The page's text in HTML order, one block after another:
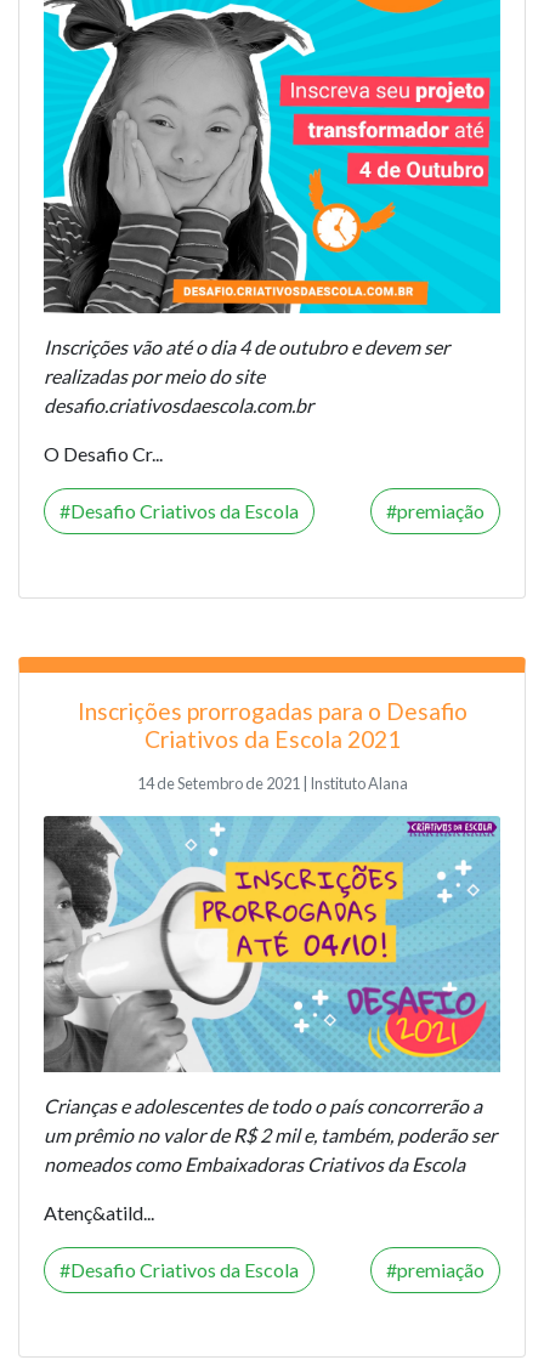
Inscrições vão até o dia 4 de outubro e devem ser
realizadas por meio do site
desafio.criativosdaescola.com.br
O Desafio Cr...
Desafio Criativos da Escola premiação
Inscrições prorrogadas para o Desafio
Criativos da Escola 2021
14 de Setembro de 2021 | Instituto Alana
Crianças e adolescentes de todo o país concorrerão a
um prêmio no valor de R$ 2 mil e, também, poderão ser
nomeados como Embaixadoras Criativos da Escola
Atenç&atild...
Desafio Criativos da Escola premiação